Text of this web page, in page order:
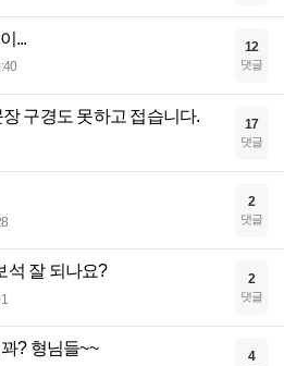
... 12
댓글
구경도 못하고 접습니다. 17
댓글
2
댓글
석 잘 되나요? 2
댓글
? 형님들~~ 4